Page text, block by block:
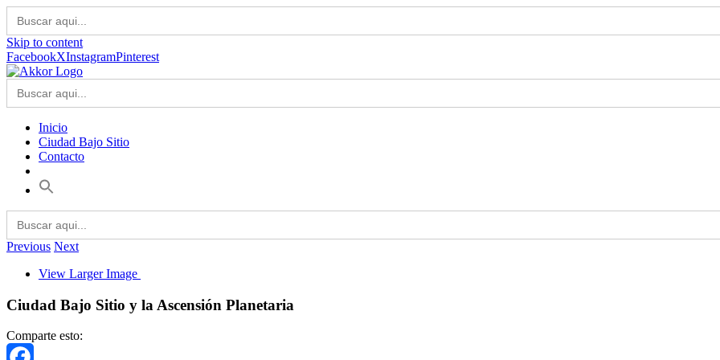
Buscar:
Skip to content
FacebookXInstagramPinterest
Buscar:
Inicio
Ciudad Bajo Sitio
Contacto
Buscar:
Previous Next
View Larger Image
Ciudad Bajo Sitio y la Ascensión Planetaria
Comparte esto: